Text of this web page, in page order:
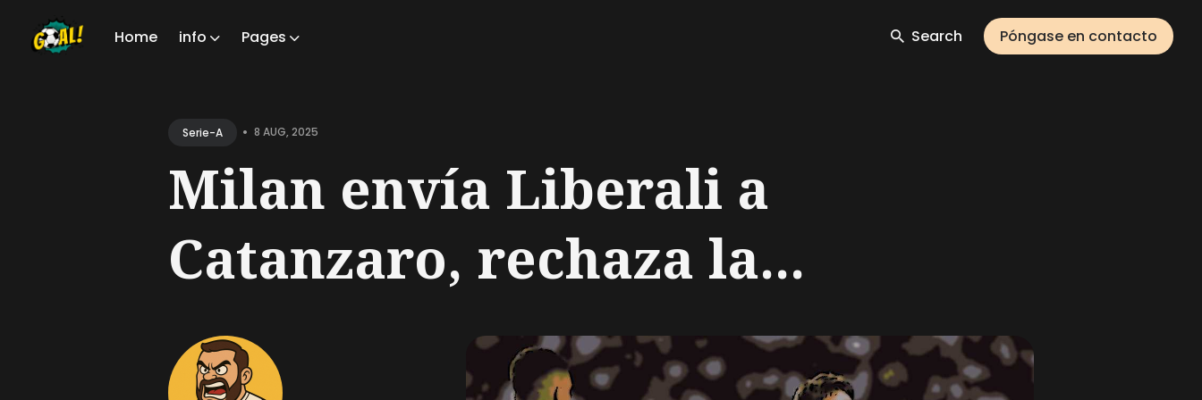
Home info Pages Search Póngase en contacto
Serie-A • 8 AUG, 2025
Milan envía Liberali a
Catanzaro, rechaza la...